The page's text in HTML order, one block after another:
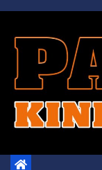
Skip
content